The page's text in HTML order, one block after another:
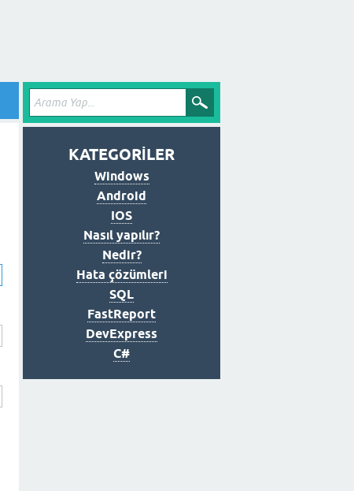
KATEGORİLER
Windows
Android
IOS
Nasıl yapılır?
Nedir?
Hata çözümleri
SQL
FastReport
DevExpress
C#